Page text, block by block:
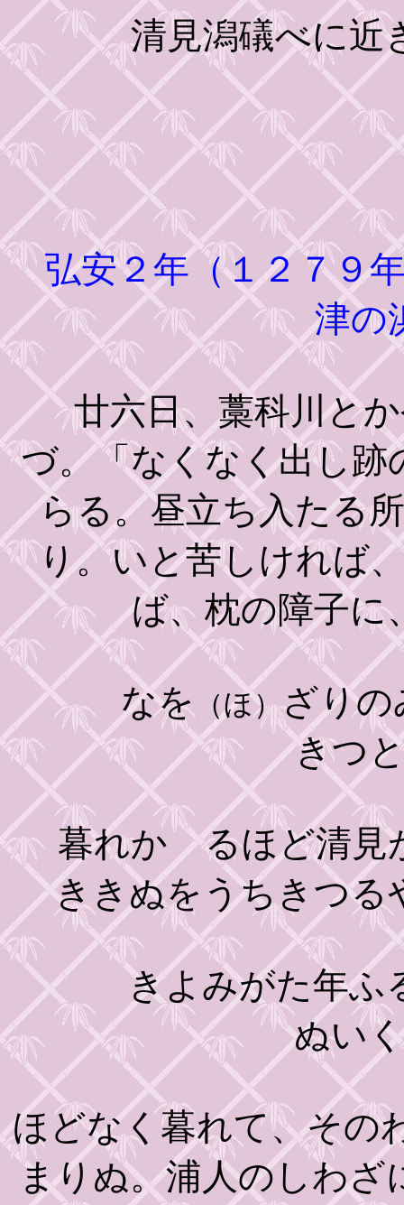
清見潟礒べに近き
弘安２年（１２７９年
津の
廿六日、藁科川とか
づ。「なくなく出し跡
らる。昼立ち入たる
り。いと苦しければ
ば、枕の障子に
なを （ほ）ざりの
きつ
暮れかゝるほど清見
ききぬをうちきつる
きよみがた年ふる
ぬい
ほどなく暮れて、その
まりぬ。浦人のしわ